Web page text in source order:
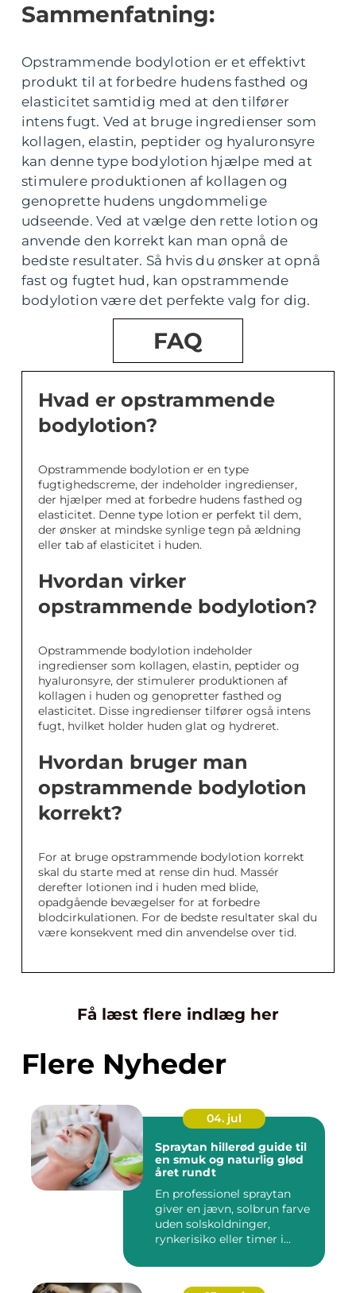
Sammenfatning:
Opstrammende bodylotion er et effektivt
produkt til at forbedre hudens fasthed og
elasticitet samtidig med at den tilfører
intens fugt. Ved at bruge ingredienser som
kollagen, elastin, peptider og hyaluronsyre
kan denne type bodylotion hjælpe med at
stimulere produktionen af kollagen og
genoprette hudens ungdommelige
udseende. Ved at vælge den rette lotion og
anvende den korrekt kan man opnå de
bedste resultater. Så hvis du ønsker at opnå
fast og fugtet hud, kan opstrammende
bodylotion være det perfekte valg for dig.
FAQ
Hvad er opstrammende
bodylotion?
Opstrammende bodylotion er en type
fugtighedscreme, der indeholder ingredienser,
der hjælper med at forbedre hudens fasthed og
elasticitet. Denne type lotion er perfekt til dem,
der ønsker at mindske synlige tegn på ældning
eller tab af elasticitet i huden.
Hvordan virker
opstrammende bodylotion?
Opstrammende bodylotion indeholder
ingredienser som kollagen, elastin, peptider og
hyaluronsyre, der stimulerer produktionen af
kollagen i huden og genopretter fasthed og
elasticitet. Disse ingredienser tilfører også intens
fugt, hvilket holder huden glat og hydreret.
Hvordan bruger man
opstrammende bodylotion
korrekt?
For at bruge opstrammende bodylotion korrekt
skal du starte med at rense din hud. Massér
derefter lotionen ind i huden med blide,
opadgående bevægelser for at forbedre
blodcirkulationen. For de bedste resultater skal du
være konsekvent med din anvendelse over tid.
Få læst flere indlæg her
Flere Nyheder
04. jul
Spraytan hillerød guide til
en smuk og naturlig glød
året rundt
En professionel spraytan
giver en jævn, solbrun farve
uden solskoldninger,
rynkerisiko eller timer i...